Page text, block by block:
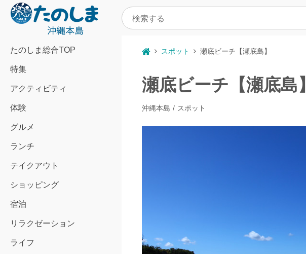
たのしま総合TOP
特集
アクティビティ
体験
グルメ
ランチ
テイクアウト
ショッピング
宿泊
リラクゼーション
ライフ
スポット 瀬底ビーチ【瀬底島】
瀬底ビーチ【瀬底島】
沖縄本島 スポット